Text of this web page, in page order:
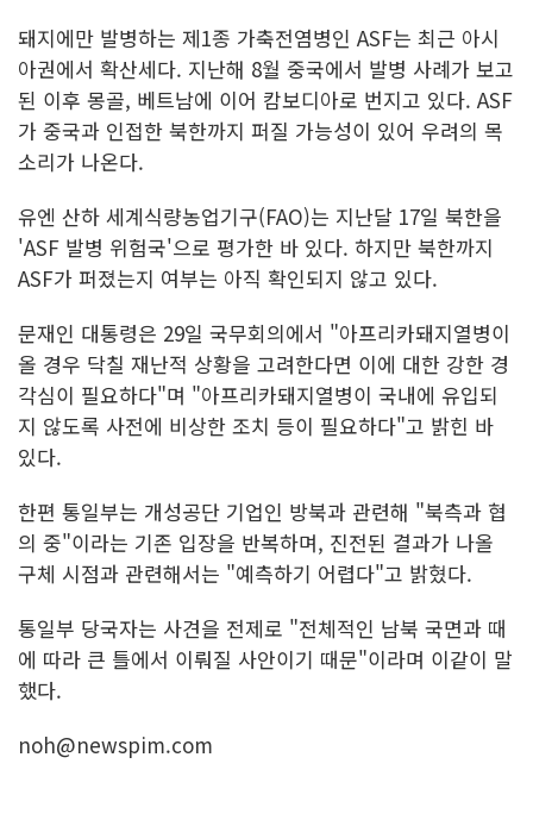
돼지에만 발병하는 제1종 가축전염병인 ASF는 최근 아시
아권에서 확산세다. 지난해 8월 중국에서 발병 사례가 보고
된 이후 몽골, 베트남에 이어 캄보디아로 번지고 있다. ASF
가 중국과 인접한 북한까지 퍼질 가능성이 있어 우려의 목
소리가 나온다.
유엔 산하 세계식량농업기구(FAO)는 지난달 17일 북한을
'ASF 발병 위험국'으로 평가한 바 있다. 하지만 북한까지
ASF가 퍼졌는지 여부는 아직 확인되지 않고 있다.
문재인 대통령은 29일 국무회의에서 "아프리카돼지열병이
올 경우 닥칠 재난적 상황을 고려한다면 이에 대한 강한 경
각심이 필요하다"며 "아프리카돼지열병이 국내에 유입되
지 않도록 사전에 비상한 조치 등이 필요하다"고 밝힌 바
있다.
한편 통일부는 개성공단 기업인 방북과 관련해 "북측과 협
의 중"이라는 기존 입장을 반복하며, 진전된 결과가 나올
구체 시점과 관련해서는 "예측하기 어렵다"고 밝혔다.
통일부 당국자는 사견을 전제로 "전체적인 남북 국면과 때
에 따라 큰 틀에서 이뤄질 사안이기 때문"이라며 이같이 말
했다.
noh@newspim.com